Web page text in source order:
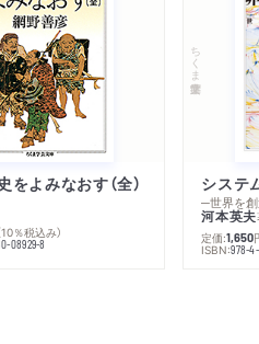
をよみなおす（全）
10％税込み）
08929-8
ちくま学芸文庫
システ
─世界を
河本英夫
定価:1,650
ISBN:978-